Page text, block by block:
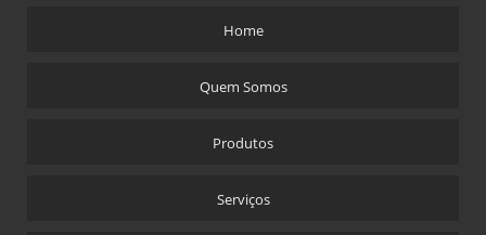
MANUTENÇÃO EM CALDEIRAS
MANUTENÇÃO PREVENTIVA EM CALDEIRAS
Home
Quem Somos
Produtos
Serviços